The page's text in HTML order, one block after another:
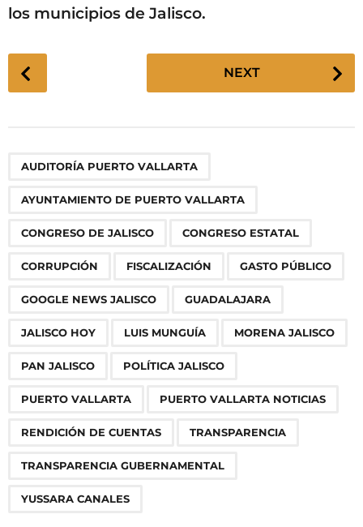
los municipios de Jalisco.
P
o
g
n
NEXT
AUDITORÍA PUERTO VALLARTA
AYUNTAMIENTO DE PUERTO VALLARTA
CONGRESO DE JALISCO CONGRESO ESTATAL
CORRUPCIÓN FISCALIZACIÓN GASTO PÚBLICO
GOOGLE NEWS JALISCO GUADALAJARA
JALISCO HOY LUIS MUNGUÍA MORENA JALISCO
PAN JALISCO POLÍTICA JALISCO
PUERTO VALLARTA PUERTO VALLARTA NOTICIAS
RENDICIÓN DE CUENTAS TRANSPARENCIA
TRANSPARENCIA GUBERNAMENTAL
YUSSARA CANALES